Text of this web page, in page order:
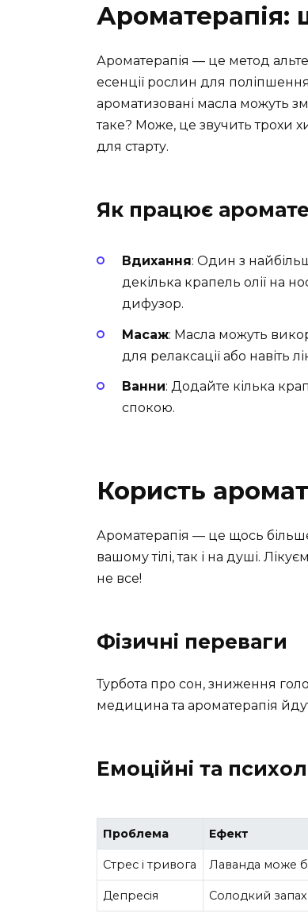
Ароматерапія:
Ароматерапія — це метод
есенції рослин для
ароматизовані масла можуть
таке? Може, це звучить трохи
для старту.
Як працює
Вдихання: Один з
декілька крапель олії на
дифузор.
Масаж: Масла можуть
для релаксації або навіть
Ванни: Додайте кілька
спокою.
Користь
Ароматерапія — це щось
вашому тілі, так і на душі.
не все!
Фізичні переваги
Турбота про сон, зниження
медицина та ароматерапія
Емоційні та
Проблема Ефект
Стрес і тривога Лаванда може
Депресія Солодкий запах